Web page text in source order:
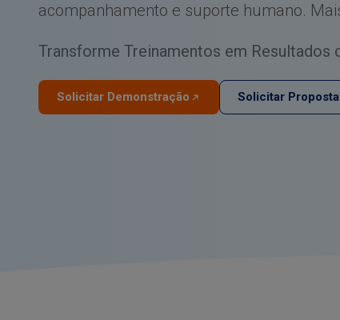
acompanhamento e suporte humano.
Transforme Treinamentos em Resultados
Solicitar Demonstração Solicitar Proposta